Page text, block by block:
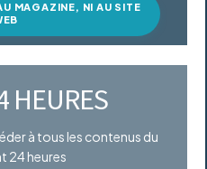
MAGAZINE, NI AU SITE
HEURES
à tous les contenus du
24 heures